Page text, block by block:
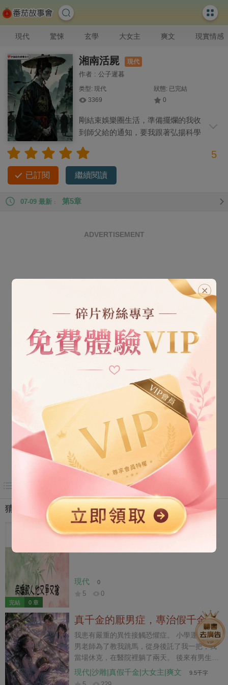
現代 驚悚 玄學 大女主 爽文 現實情感
湘南活屍
現代
作者 : 公子遲暮
类型: 現代
狀態: 已完結
3369
0
剛結束娛樂圈生活，準備擺爛的我收
到師父給的通知，要我跟著弘揚科學
有著神秘的趕屍職業和不死之身。 就當主持人正激動澎湃地說
著要相信科學，世界上根本沒有殭屍時。 鎮長的兒子突然散發
出一股濃烈的屍臭。
5
已訂閱 繼續閱讀
07-09 最新 第5章
ADVERTISEMENT
猜你喜歡
完結 0 章
病嬌鮫人他又爭又搶
現代 0
5 0
真千金的厭男症，專治假千金
我患有嚴重的異性接觸恐懼症。 小學運動會，
男老師為了教我跳馬，從身後託了我一把，我
當場休克，在醫院裡躺了兩天。 後來有男生當
眾告白，我緊張得起了滿身紅斑。他媽跑來罵
我裝模作樣，覺得我是在吊著她兒子。 我同桌
現代|沙雕|真假千金|大女主|爽文 9.5千字